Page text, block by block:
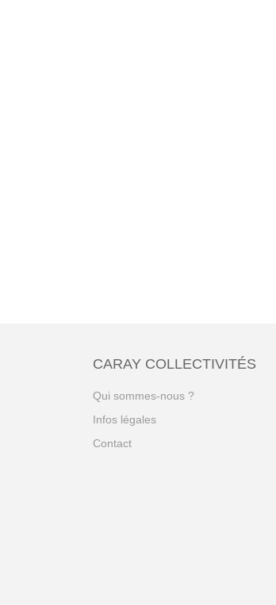
CARAY COLLECTIVITÉS
Qui sommes-nous ?
Infos légales
Contact